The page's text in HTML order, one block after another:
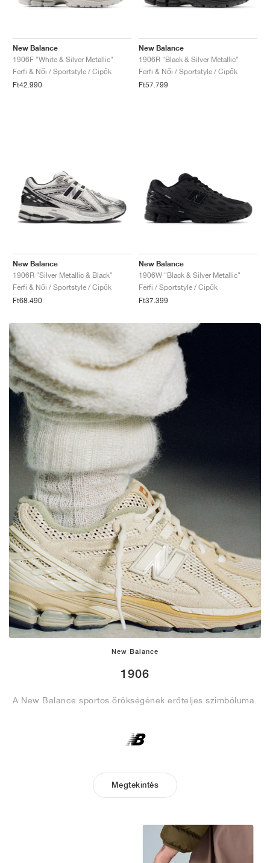
New Balance
1906
A New Balance sportos örökségének erőteljes szimbóluma.
Megtekintés
New Balance
1906F "White & Silver Metallic"
Férfi & Női / Sportstyle / Cipők
Ft42.990
New Balance
1906R "Black & Silver Metallic"
Férfi & Női / Sportstyle / Cipők
Ft57.799
New Balance
1906R "Silver Metallic & Black"
Férfi & Női / Sportstyle / Cipők
Ft68.490
New Balance
1906W "Black & Silver Metallic"
Férfi / Sportstyle / Cipők
Ft37.399